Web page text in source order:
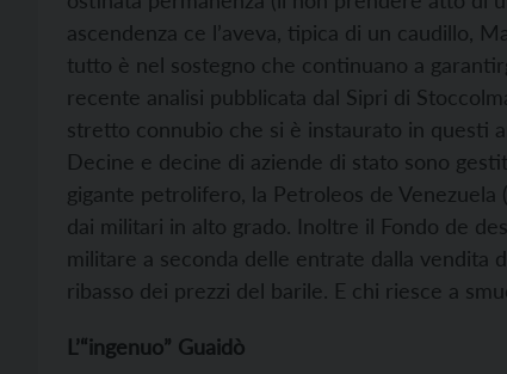
ascendenza ce l’aveva, tipica di un caudillo,
tutto è nel sostegno che continuano a
recente analisi pubblicata dal Sipri di
stretto connubio che si è instaurato in questi
Decine e decine di aziende di stato sono
gigante petrolifero, la Petroleos de
dai militari in alto grado. Inoltre il Fondo de
militare a seconda delle entrate dalla vendita
ribasso dei prezzi del barile. E chi riesce a
L’“ingenuo” Guaidò